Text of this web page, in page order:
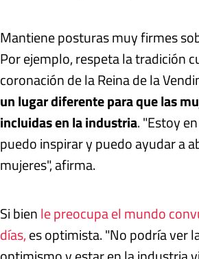
Mantiene posturas muy firmes
Por ejemplo, respeta la tradición
coronación de la Reina de la
un lugar diferente para que las
incluidas en la industria. "Estoy
puedo inspirar y puedo ayudar a
mujeres", afirma.
Si bienle preocupa el mundo
días,es optimista. "No podría ver